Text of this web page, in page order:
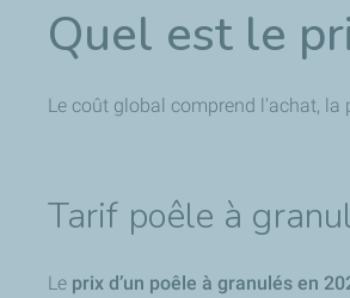
Quel est le
Le coût global comprend l'achat, la
Tarif poêle à
Le prix d’un poêle à granulés en